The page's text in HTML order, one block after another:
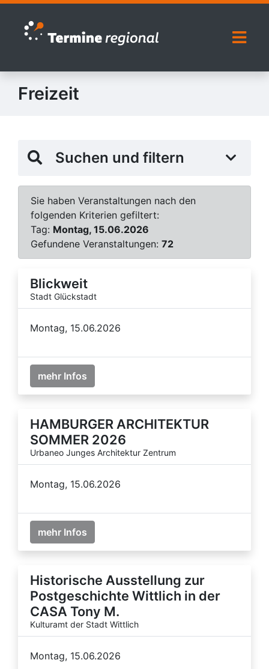
Zur Navigation springen
Zum Inhalt springen
Freizeit
Suchen und filtern
Sie haben Veranstaltungen nach den
folgenden Kriterien gefiltert:
Tag: Montag, 15.06.2026
Gefundene Veranstaltungen: 72
Blickweit
Stadt Glückstadt
Montag, 15.06.2026
mehr Infos
HAMBURGER ARCHITEKTUR
SOMMER 2026
Urbaneo Junges Architektur Zentrum
Montag, 15.06.2026
mehr Infos
Historische Ausstellung zur
Postgeschichte Wittlich in der
CASA Tony M.
Kulturamt der Stadt Wittlich
Montag, 15.06.2026